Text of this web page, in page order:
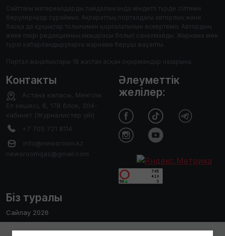
Сайттағы материалдарды пайдаланғанда міндетті түрде сілтеме
берулеріңізді сұраймыз. Ақпараттық порталдағы авторлық және
басқа да құқықтар толығымен қорғалатынын ескертеміз. Автордың
жеке пікірі редакцияның көзқарасы болып саналмайды. Жарнама мен
түрлі хабарландыруларға жарнама беруші жауапты.
Портал жаңалықтары 18 жастан асқан оқырмандар назарына.
Контакты
Астана каласы, Менгілік
Ел кешесі, 8, 17В блок, 204-
кабинет (Журналистер уйі)
+7 705 721 8114
info@newsroom.kz
newsroomqaz@gmail.com
Біз туралы
Сайлау 2026
Әлеуметтік
желілер: